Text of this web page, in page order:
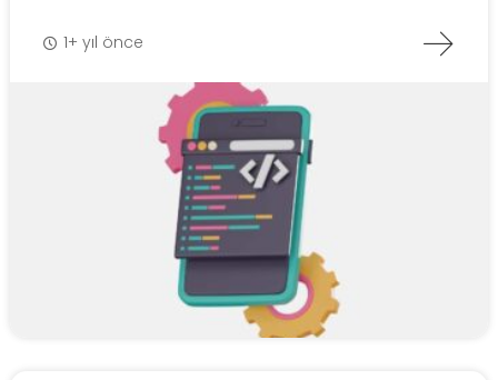
1+ yıl önce